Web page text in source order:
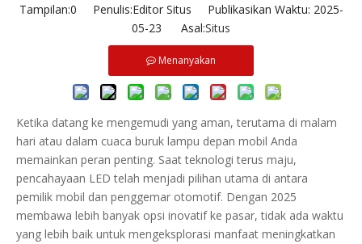
Tampilan:0 Penulis:Editor Situs Publikasikan Waktu: 2025-
05-23 Asal:Situs
Menanyakan
Ketika datang ke mengemudi yang aman, terutama di malam
hari atau dalam cuaca buruk lampu depan mobil Anda
memainkan peran penting. Saat teknologi terus maju,
pencahayaan LED telah menjadi pilihan utama di antara
pemilik mobil dan penggemar otomotif. Dengan 2025
membawa lebih banyak opsi inovatif ke pasar, tidak ada waktu
yang lebih baik untuk mengeksplorasi manfaat meningkatkan